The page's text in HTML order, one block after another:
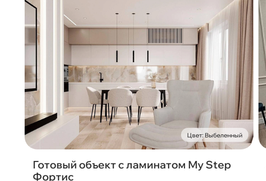
Цвет: Выбеленный
Готовый объект с ламинатом My Step
Фортис